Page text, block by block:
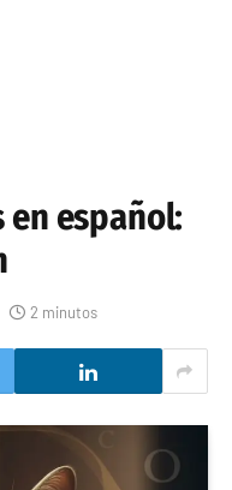
en español:
2 minutos